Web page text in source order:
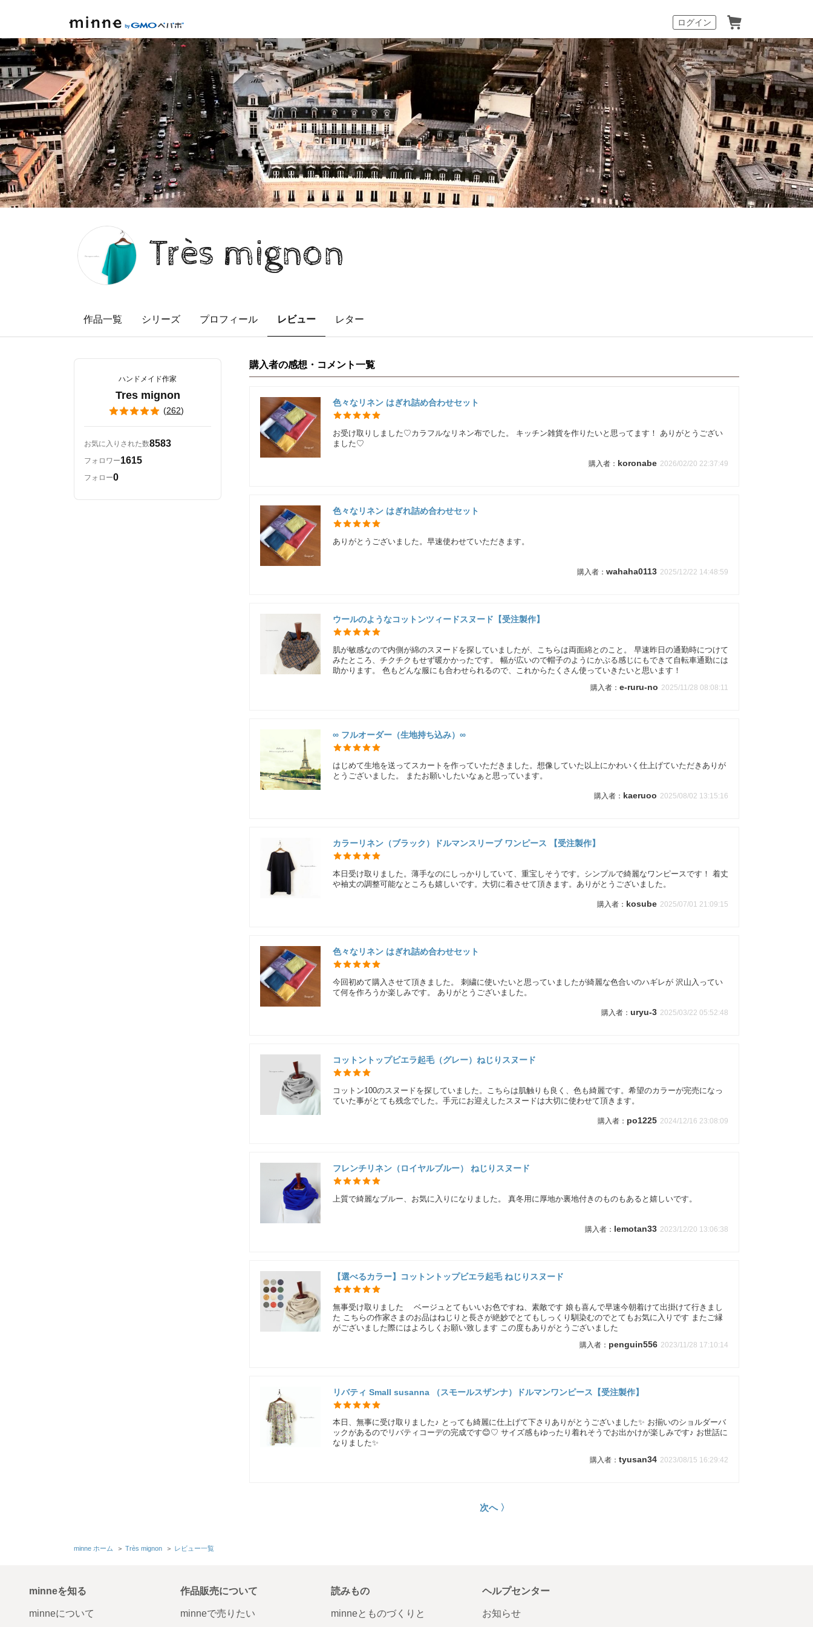
ログイン
Très mignon
作品一覧 シリーズ プロフィール レビュー レター
ハンドメイド作家
Tres mignon
(262)
お気に入りされた数8583
フォロワー1615
フォロー0
購入者の感想・コメント一覧
色々なリネン はぎれ詰め合わせセット
お受け取りしました♡カラフルなリネン布でした。 キッチン雑貨を作りたいと思ってます！ ありがとうござい
ました♡
koronabe 2026/02/20 22:37:49
色々なリネン はぎれ詰め合わせセット
ありがとうございました。早速使わせていただきます。
wahaha0113 2025/12/22 14:48:59
ウールのようなコットンツィードスヌード【受注製作】
肌が敏感なので内側が綿のスヌードを探していましたが、こちらは両面綿とのこと。 早速昨日の通勤時につけて
みたところ、チクチクもせず暖かかったです。 幅が広いので帽子のようにかぶる感じにもできて自転車通勤には
助かります。 色もどんな服にも合わせられるので、これからたくさん使っていきたいと思います！
e-ruru-no 2025/11/28 08:08:11
∞ フルオーダー（生地持ち込み）∞
はじめて生地を送ってスカートを作っていただきました。想像していた以上にかわいく仕上げていただきありが
とうございました。 またお願いしたいなぁと思っています。
kaeruoo 2025/08/02 13:15:16
カラーリネン（ブラック）ドルマンスリーブ ワンピース 【受注製作】
本日受け取りました。薄手なのにしっかりしていて、重宝しそうです。シンプルで綺麗なワンピースです！ 着丈
や袖丈の調整可能なところも嬉しいです。大切に着させて頂きます。ありがとうございました。
kosube 2025/07/01 21:09:15
色々なリネン はぎれ詰め合わせセット
今回初めて購入させて頂きました。 刺繍に使いたいと思っていましたが綺麗な色合いのハギレが 沢山入ってい
て何を作ろうか楽しみです。 ありがとうございました。
uryu-3 2025/03/22 05:52:48
コットントップビエラ起毛（グレー）ねじりスヌード
コットン100のスヌードを探していました。こちらは肌触りも良く、色も綺麗です。希望のカラーが完売になっ
ていた事がとても残念でした。手元にお迎えしたスヌードは大切に使わせて頂きます。
po1225 2024/12/16 23:08:09
フレンチリネン（ロイヤルブルー） ねじりスヌード
上質で綺麗なブルー、お気に入りになりました。 真冬用に厚地か裏地付きのものもあると嬉しいです。
lemotan33 2023/12/20 13:06:38
【選べるカラー】コットントップビエラ起毛 ねじりスヌード
無事受け取りました ベージュとてもいいお色ですね、素敵です 娘も喜んで早速今朝着けて出掛けて行きまし
た こちらの作家さまのお品はねじりと長さが絶妙でとてもしっくり馴染むのでとてもお気に入りです またご縁
がございました際にはよろしくお願い致します この度もありがとうございました
penguin556 2023/11/28 17:10:14
リバティ Small susanna （スモールスザンナ）ドルマンワンピース【受注製作】
本日、無事に受け取りました♪ とっても綺麗に仕上げて下さりありがとうございました✨ お揃いのショルダーバ
ックがあるのでリバティコーデの完成です😊♡ サイズ感もゆったり着れそうでお出かけが楽しみです♪ お世話に
なりました✨
tyusan34 2023/08/15 16:29:42
次へ 〉
minne ホーム ＞ Très mignon ＞ レビュー一覧
minneを知る
minneについて
作品販売について
minneで売りたい
読みもの
minneとものづくりと
ヘルプセンター
お知らせ